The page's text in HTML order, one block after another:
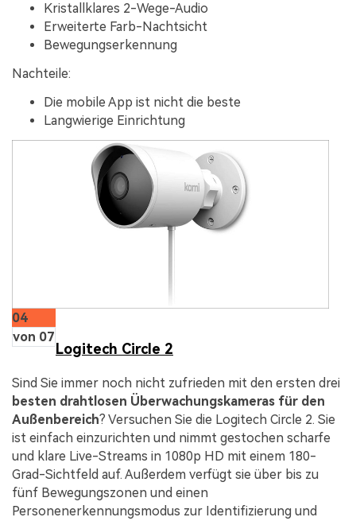
Kristallklares 2-Wege-Audio
Erweiterte Farb-Nachtsicht
Bewegungserkennung
Nachteile:
Die mobile App ist nicht die beste
Langwierige Einrichtung
04
von 07
Logitech Circle 2
Sind Sie immer noch nicht zufrieden mit den ersten drei
besten drahtlosen Überwachungskameras für den
Außenbereich? Versuchen Sie die Logitech Circle 2. Sie
ist einfach einzurichten und nimmt gestochen scharfe
und klare Live-Streams in 1080p HD mit einem 180-
Grad-Sichtfeld auf. Außerdem verfügt sie über bis zu
fünf Bewegungszonen und einen
Personenerkennungsmodus zur Identifizierung und